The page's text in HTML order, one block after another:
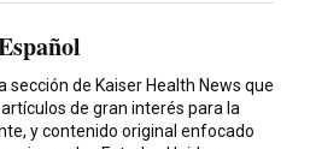
sección de Kaiser Health News que
de gran interés para la
y contenido original enfocado